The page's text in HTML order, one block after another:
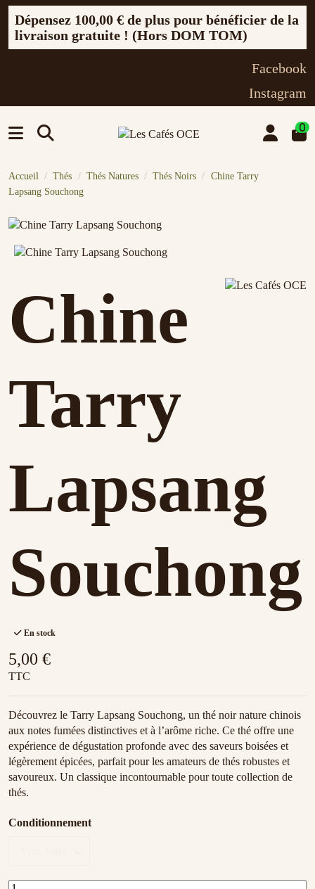
Dépensez 100,00 € de plus pour bénéficier de la
livraison gratuite ! (Hors DOM TOM)
Facebook
Instagram
0
Accueil Thés Thés Natures Thés Noirs
Chine Tarry
Lapsang Souchong
Chine
Tarry
Lapsang
Souchong
En stock
5,00 €
TTC
Découvrez le Tarry Lapsang Souchong, un thé noir nature chinois
aux notes fumées distinctives et à l’arôme riche. Ce thé offre une
expérience de dégustation profonde avec des saveurs boisées et
légèrement épicées, parfait pour les amateurs de thés robustes et
savoureux. Un classique incontournable pour toute collection de
thés.
Conditionnement